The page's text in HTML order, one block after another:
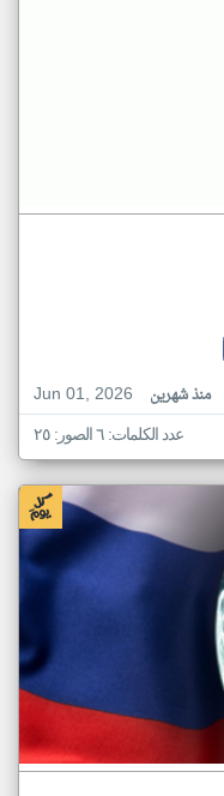
Jun 01, 2026
منذ شهرين
عدد الكلمات: ٦ الصور: ٢٥